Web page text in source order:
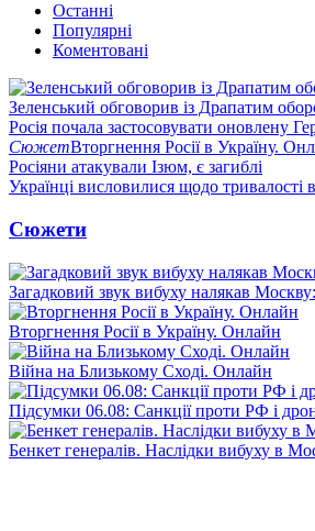
Останні
Популярні
Коментовані
Зеленський обговорив із Драпатим
Росія почала застосовувати оновлену
СюжетВторгнення Росії в Україну.
Росіяни атакували Ізюм, є загиблі
Українці висловилися щодо тривалості
Сюжети
Загадковий звук вибуху налякав
Вторгнення Росії в Україну. Онлайн
Війна на Близькому Сході. Онлайн
Підсумки 06.08: Санкції проти РФ і
Бенкет генералів. Наслідки вибуху в